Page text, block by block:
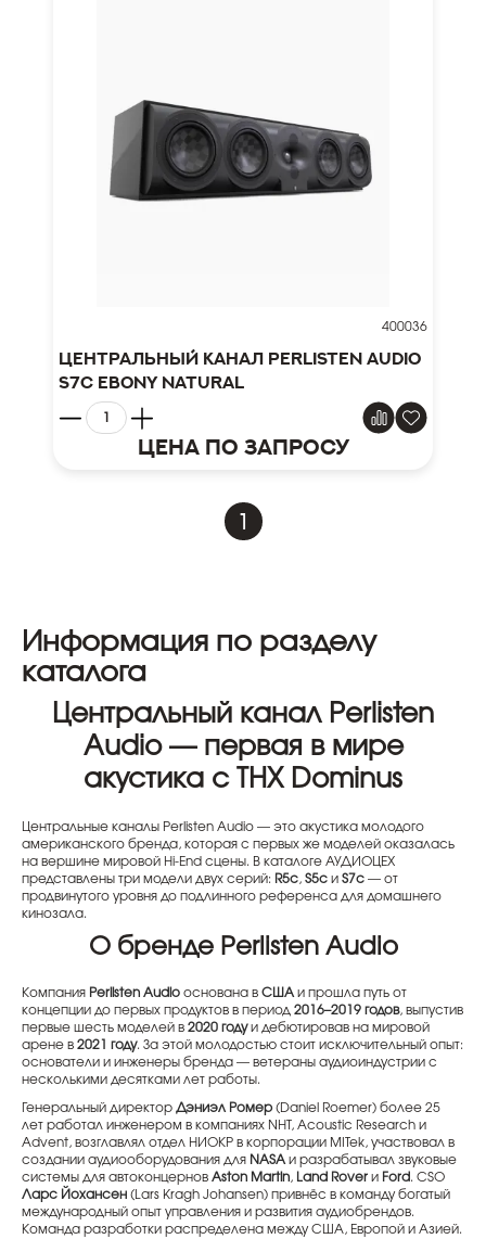
400036
Центральный канал Perlisten Audio
S7c Ebony Natural
Цена по запросу
1
Информация по разделу
каталога
Центральный канал Perlisten
Audio — первая в мире
акустика с THX Dominus
Центральные каналы Perlisten Audio — это акустика молодого
американского бренда, которая с первых же моделей оказалась
на вершине мировой Hi-End сцены. В каталоге АУДИОЦЕХ
представлены три модели двух серий: R5c, S5c и S7c — от
продвинутого уровня до подлинного референса для домашнего
кинозала.
О бренде Perlisten Audio
Компания Perlisten Audio основана в США и прошла путь от
концепции до первых продуктов в период 2016–2019 годов, выпустив
первые шесть моделей в 2020 годуи дебютировав на мировой
арене в 2021 году. За этой молодостью стоит исключительный опыт:
основатели и инженеры бренда — ветераны аудиоиндустрии с
несколькими десятками лет работы.
Генеральный директор Дэниэл Ромер(Daniel Roemer) более 25
лет работал инженером в компаниях NHT, Acoustic Research и
Advent, возглавлял отдел НИОКР в корпорации MITek, участвовал в
создании аудиооборудования для NASA и разрабатывал звуковые
системы для автоконцернов Aston Martin, Land Rover и Ford. CSO
Ларс Йохансен (Lars Kragh Johansen) привнёс в команду богатый
международный опыт управления и развития аудиобрендов.
Команда разработки распределена между США, Европой и Азией.